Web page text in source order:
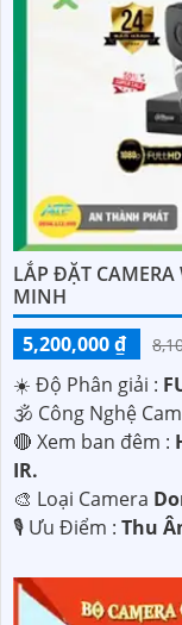
LẮP ĐẶT
MINH
5,200,000 ₫
☀️ Độ Phân giải :
🕉️ Công Nghệ
🔴 Xem ban đêm :
IR.
🎨 Loại Camera
️🎙 Ưu Điểm : Thu